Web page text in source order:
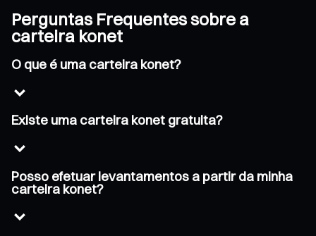
Perguntas Frequentes sobre a
carteira konet
O que é uma carteira konet?
Existe uma carteira konet gratuita?
Posso efetuar levantamentos a partir da minha
carteira konet?